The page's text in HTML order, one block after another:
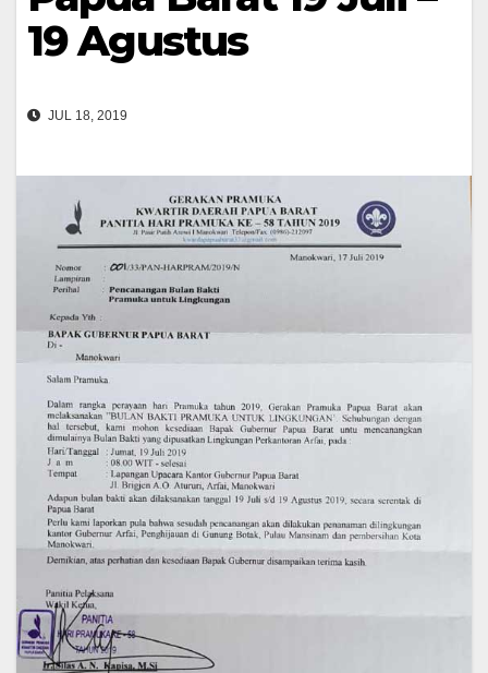
19 Agustus
JUL 18, 2019